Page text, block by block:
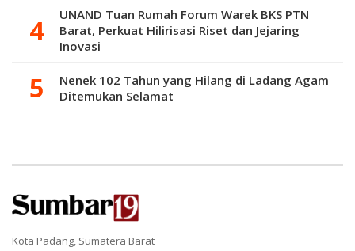
UNAND Tuan Rumah Forum Warek BKS PTN
Barat, Perkuat Hilirisasi Riset dan Jejaring
Inovasi
Nenek 102 Tahun yang Hilang di Ladang Agam
Ditemukan Selamat
Kota Padang, Sumatera Barat